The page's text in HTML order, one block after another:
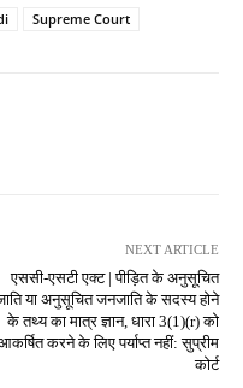
Supreme Court
NEXT ARTICLE
एससी-एसटी एक्ट | पीड़ित के अनुसूचित
या अनुसूचित जनजाति के सदस्य होने
के तथ्य का मात्र ज्ञान, धारा 3(1)(r) को
करने के लिए पर्याप्त नहीं: सुप्रीम
कोर्ट